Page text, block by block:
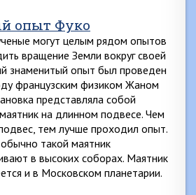
опыт Фуко
могут целым рядом опытов
вращение Земли вокруг своей
знаменитый опыт был проведен
французским физиком Жаном
представляла собой
на длинном подвесе. Чем
тем лучше проходил опыт.
такой маятник
в высоких соборах. Маятник
и в Московском планетарии.